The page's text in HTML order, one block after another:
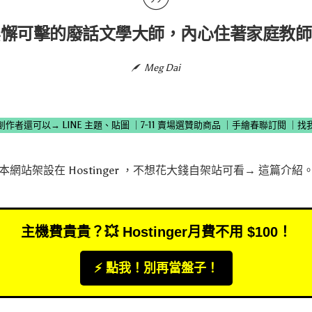
可擊的廢話文學大師，內心住著家庭教師
Meg Dai
作者還可以→ LINE 主題、貼圖 7-11 賣場選贊助商品 手繪春聯訂閱 找
網站架設在 Hostinger，不想花大錢自架站可看→ 這篇介紹 。
主機費貴貴？💥 Hostinger月費不用 $100！
⚡️ 點我！別再當盤子！